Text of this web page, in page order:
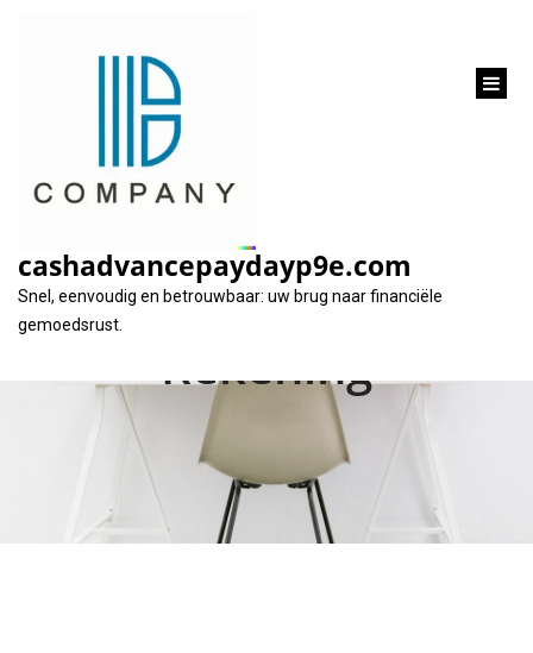
cashadvancepaydayp9e.com
Snel, eenvoudig en betrouwbaar: uw brug naar financiële
gemoedsrust.
Ontvang Snel
Financiële Hulp:
Lening Direct Op Uw
Rekening